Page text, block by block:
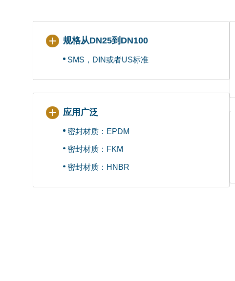
规格从DN25到DN100
SMS，DIN或者US标准
应用广泛
密封材质：EPDM
密封材质：FKM
密封材质：HNBR